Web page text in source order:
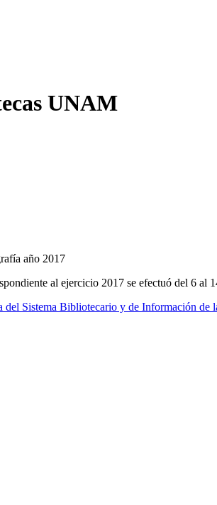
UNAM
al ejercicio 2017 se efectuó del 6 al
del Sistema Bibliotecario y de Información